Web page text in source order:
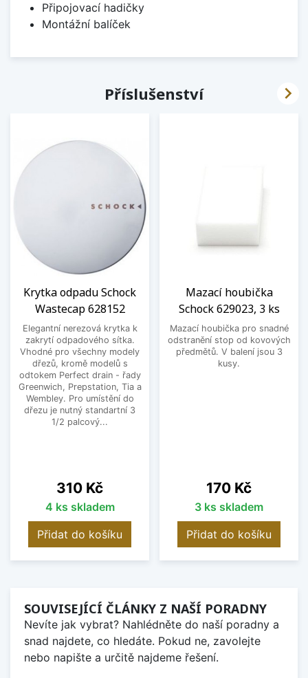
Připojovací hadičky
Montážní balíček
Příslušenství
Krytka odpadu Schock
Wastecap 628152
Elegantní nerezová krytka k
zakrytí odpadového sítka.
Vhodné pro všechny modely
dřezů, kromě modelů s
odtokem Perfect drain - řady
Greenwich, Prepstation, Tia a
Wembley. Pro umístění do
dřezu je nutný standartní 3
1/2 palcový...
Cena
310 Kč
4 ks skladem
Přidat do košíku
Mazací houbička
Schock 629023, 3 ks
Mazací houbička pro snadné
odstranění stop od kovových
předmětů. V balení jsou 3
kusy.
Cena
170 Kč
3 ks skladem
Přidat do košíku

SOUVISEJÍCÍ ČLÁNKY Z NAŠÍ PORADNY
Nevíte jak vybrat? Nahlédněte do naší poradny a
snad najdete, co hledáte. Pokud ne, zavolejte
nebo napište a určitě najdeme řešení.